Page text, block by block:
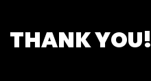
THANK YOU!